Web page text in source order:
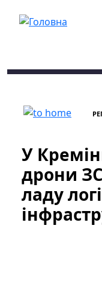
У
дрони
ладу